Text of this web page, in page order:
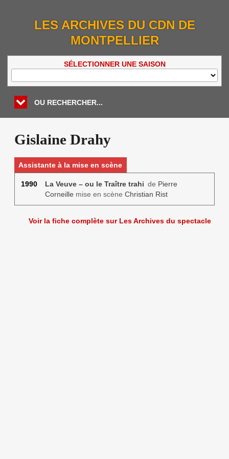
LES ARCHIVES DU CDN DE
MONTPELLIER
SÉLECTIONNER UNE SAISON
OU RECHERCHER...
Gislaine Drahy
Assistante à la mise en scène
1990 La Veuve – ou le Traître trahi de Pierre
Corneille mise en scène Christian Rist
Voir la fiche complète sur Les Archives du spectacle